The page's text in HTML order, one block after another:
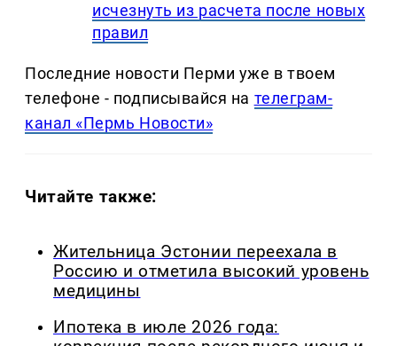
исчезнуть из расчета после новых
правил
Последние новости Перми уже в твоем
телефоне - подписывайся на телеграм-
канал «Пермь Новости»
Читайте также:
Жительница Эстонии переехала в
Россию и отметила высокий уровень
медицины
Ипотека в июле 2026 года: